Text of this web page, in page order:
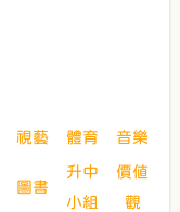
視藝 體育 音樂
圖書
升中
小組
價值
觀